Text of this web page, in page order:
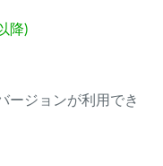
降)
ージョンが利用でき